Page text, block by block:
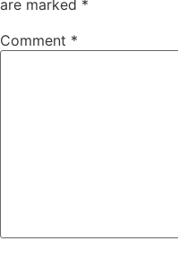
are marked *
Comment *